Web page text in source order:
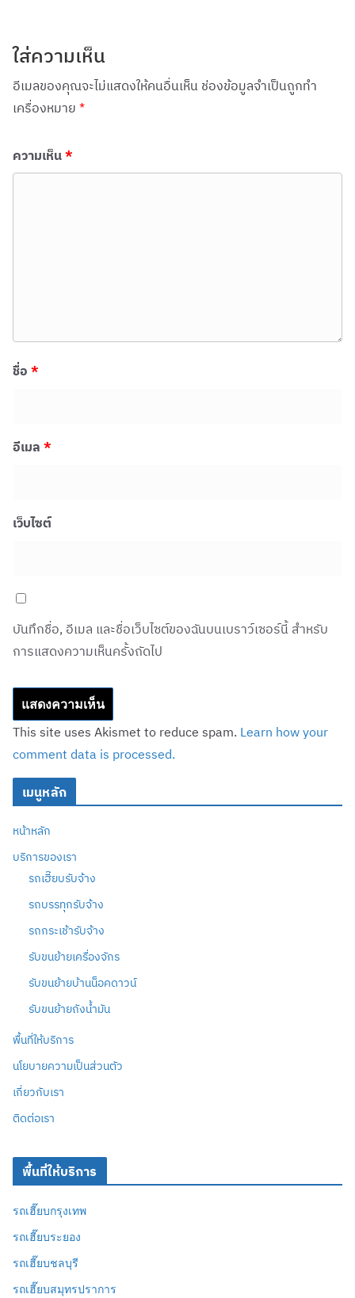
ใส่ความเห็น
อีเมลของคุณจะไม่แสดงให้คนอื่นเห็น ช่องข้อมูลจำเป็นถูกทำ
เครื่องหมาย *
ความเห็น *
ชื่อ *
อีเมล *
เว็บไซต์
บันทึกชื่อ, อีเมล และชื่อเว็บไซต์ของฉันบนเบราว์เซอร์นี้ สำหรับ
การแสดงความเห็นครั้งถัดไป
This site uses Akismet to reduce spam. Learn how your
comment data is processed.
เมนูหลัก
หน้าหลัก
บริการของเรา
รถเฮี๊ยบรับจ้าง
รถบรรทุกรับจ้าง
รถกระเช้ารับจ้าง
รับขนย้ายเครื่องจักร
รับขนย้ายบ้านน็อคดาวน์
รับขนย้ายถังน้ำมัน
พื้นที่ให้บริการ
นโยบายความเป็นส่วนตัว
เกี่ยวกับเรา
ติดต่อเรา
พื้นที่ให้บริการ
รถเฮี๊ยบกรุงเทพ
รถเฮี๊ยบระยอง
รถเฮี๊ยบชลบุรี
รถเฮี๊ยบสมุทรปราการ